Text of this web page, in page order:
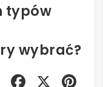
typów
wybrać?